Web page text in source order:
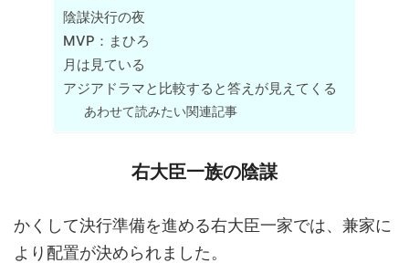
陰謀決行の夜
MVP：まひろ
月は見ている
アジアドラマと比較すると答えが見えてくる
あわせて読みたい関連記事
右大臣一族の陰謀
かくして決行準備を進める右大臣一家では、兼家に
より配置が決められました。